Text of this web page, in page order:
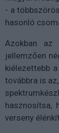
- a
hasonló
Azokban az
jellemzően
kiélezettebb
továbbra is
hasznosítsa,
verseny